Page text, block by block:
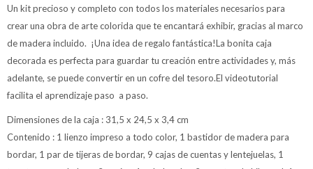
Un kit precioso y completo con todos los materiales necesarios para
crear una obra de arte colorida que te encantará exhibir, gracias al marco
de madera incluido. ¡Una idea de regalo fantástica!La bonita caja
decorada es perfecta para guardar tu creación entre actividades y, más
adelante, se puede convertir en un cofre del tesoro.El videotutorial
facilita el aprendizaje paso a paso.
Dimensiones de la caja : 31,5 x 24,5 x 3,4 cm
Contenido : 1 lienzo impreso a todo color, 1 bastidor de madera para
bordar, 1 par de tijeras de bordar, 9 cajas de cuentas y lentejuelas, 1